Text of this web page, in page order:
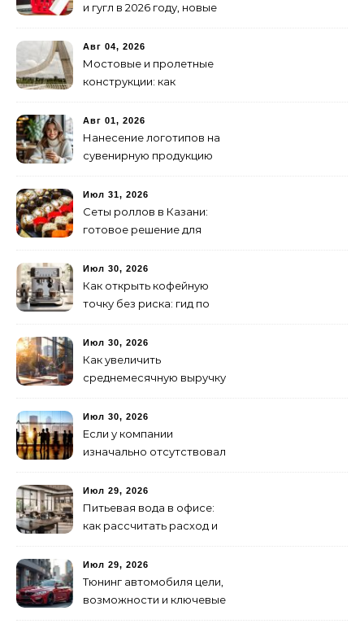
и гугл в 2026 году, новые
Авг 04, 2026
Мостовые и пролетные
конструкции: как
изготовление и поставку
Авг 01, 2026
Нанесение логотипов на
сувенирную продукцию
Июл 31, 2026
Сеты роллов в Казани:
готовое решение для
друзьями
Июл 30, 2026
Как открыть кофейную
точку без риска: гид по
Июл 30, 2026
Как увеличить
среднемесячную выручку
лишних затрат
Июл 30, 2026
Если у компании
изначально отсутствовал
как не утонуть в хаосе
Июл 29, 2026
Питьевая вода в офисе:
как рассчитать расход и
Июл 29, 2026
Тюнинг автомобиля цели,
возможности и ключевые